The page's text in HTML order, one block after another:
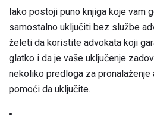
Iako postoji puno knjiga koje vam
samostalno uključiti bez službe
želeti da koristite advokata koji
glatko i da je vaše uključenje
nekoliko predloga za pronalaženje
pomoći da uključite.